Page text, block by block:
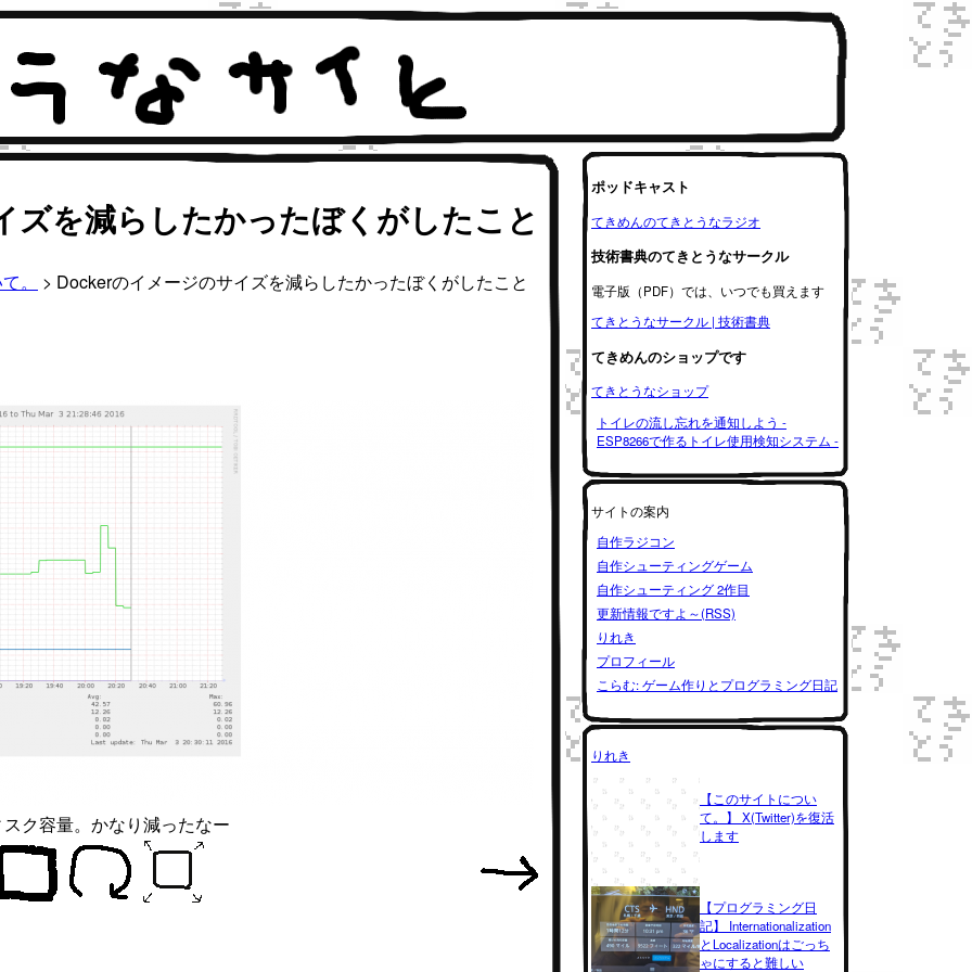
を減らしたかったぼくがしたこと
。 > Dockerのイメージのサイズを減らしたかったぼくがしたこと
ク容量。かなり減ったなー
ポッドキャスト
てきめんのてきとうなラジオ
技術書典のてきとうなサークル
電子版（PDF）では、いつでも買えます
てきとうなサークル | 技術書典
てきめんのショップです
てきとうなショップ
トイレの流し忘れを通知しよう -
ESP8266で作るトイレ使用検知システム -
サイトの案内
自作ラジコン
自作シューティングゲーム
自作シューティング 2作目
更新情報ですよ～(RSS)
りれき
プロフィール
こらむ: ゲーム作りとプログラミング日記
りれき
【このサイトについ
て。】 X(Twitter)を復活
します
【プログラミング日
記】 Internationalization
とLocalizationはごっち
ゃにすると難しい